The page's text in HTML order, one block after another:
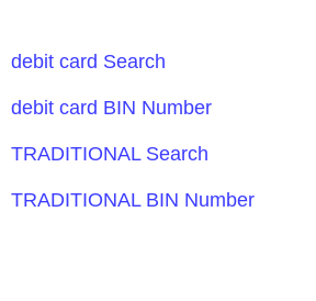
debit card Search
debit card BIN Number
TRADITIONAL Search
TRADITIONAL BIN Number